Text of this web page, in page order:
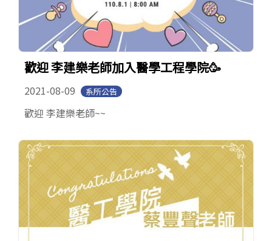
歡迎 李建樂老師加入醫學工程學院🥳
2021-08-09 系所公告
歡迎 李建樂老師~~